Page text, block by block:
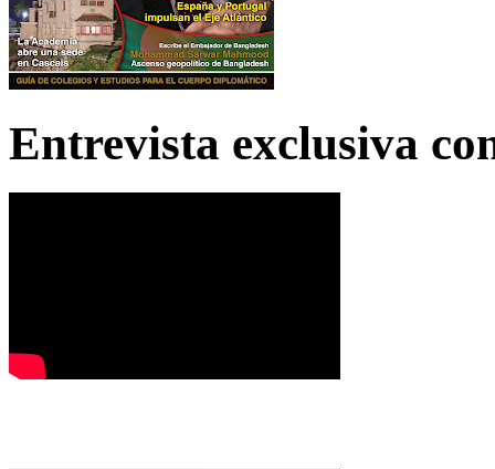
Entrevista exclusiva